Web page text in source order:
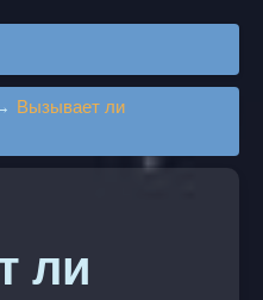
Вызывает ли
ли